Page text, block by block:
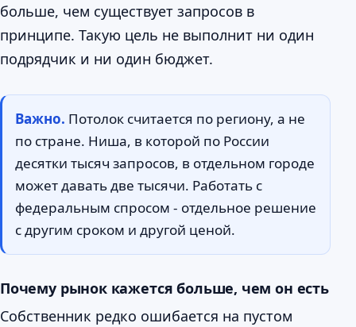
больше, чем существует запросов в
принципе. Такую цель не выполнит ни один
подрядчик и ни один бюджет.
Важно. Потолок считается по региону, а не
по стране. Ниша, в которой по России
десятки тысяч запросов, в отдельном городе
может давать две тысячи. Работать с
федеральным спросом - отдельное решение
с другим сроком и другой ценой.
Почему рынок кажется больше, чем он есть
Собственник редко ошибается на пустом